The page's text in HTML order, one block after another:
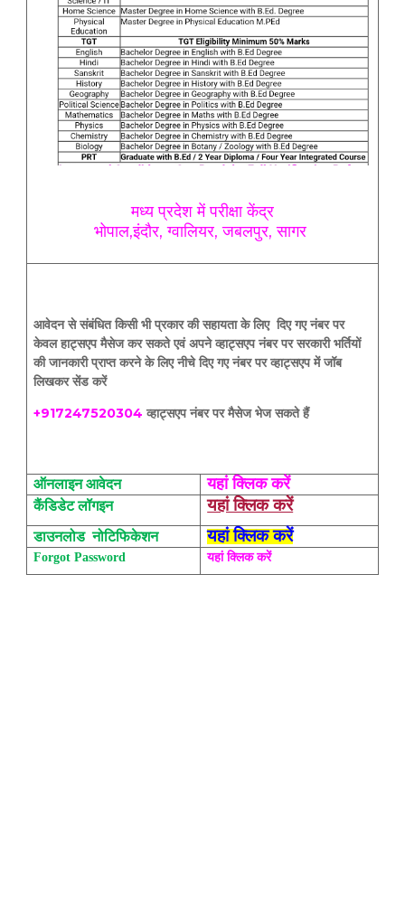
मध्य प्रदेश में परीक्षा केंद्र
भोपाल,इंदौर, ग्वालियर, जबलपुर, सागर
आवेदन से संबंधित किसी भी प्रकार की सहायता के लिए दिए गए नंबर पर
केवल हाट्सएप मैसेज कर सकते एवं अपने व्हाट्सएप नंबर पर सरकारी भर्तियों
की जानकारी प्राप्त करने के लिए नीचे दिए गए नंबर पर व्हाट्सएप में जॉब
लिखकर सेंड करें
+917247520304 व्हाट्सएप नंबर पर मैसेज भेज सकते हैं
ऑनलाइन आवेदन यहां क्लिक करें
कैंडिडेट लॉगइन यहां क्लिक करें
डाउनलोड नोटिफिकेशन यहां क्लिक करें
Forgot Password यहां क्लिक करें